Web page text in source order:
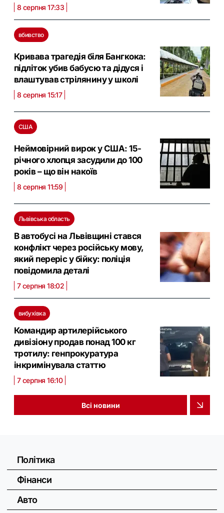
8 серпня 17:33
вбивство
Кривава трагедія біля Бангкока:
підліток убив бабусю та дідуся і
влаштував стрілянину у школі
8 серпня 15:17
США
Неймовірний вирок у США: 15-
річного хлопця засудили до 100
років – що він накоїв
8 серпня 11:59
Львівська область
В автобусі на Львівщині стався
конфлікт через російську мову,
який переріс у бійку: поліція
повідомила деталі
7 серпня 18:02
вибухівка
Командир артилерійського
дивізіону продав понад 100 кг
тротилу: генпрокуратура
інкримінувала статтю
7 серпня 16:10
Всі новини
Політика
Фінанси
Авто